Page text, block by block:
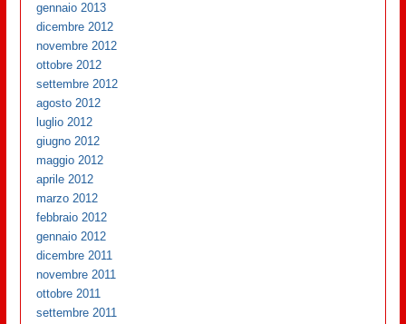
gennaio 2013
dicembre 2012
novembre 2012
ottobre 2012
settembre 2012
agosto 2012
luglio 2012
giugno 2012
maggio 2012
aprile 2012
marzo 2012
febbraio 2012
gennaio 2012
dicembre 2011
novembre 2011
ottobre 2011
settembre 2011